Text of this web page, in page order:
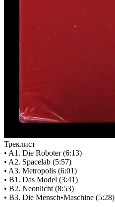
Треклист
• A1. Die Roboter (6:13)
• A2. Spacelab (5:57)
• A3. Metropolis (6:01)
• B1. Das Model (3:41)
• B2. Neonlicht (8:53)
• B3. Die Mensch•Maschine (5:28)